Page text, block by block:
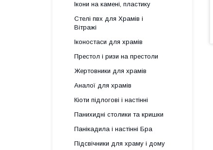
Ікони на камені, пластику
Стелі пвх для Храмів і
Вітражі
Іконостаси для храмів
Престол і ризи на престоли
Жертовники для храмів
Аналої для храмів
Кіоти підлогові і настінні
Панихидні столики та кришки
Панікадила і настінні Бра
Підсвічники для храму і дому